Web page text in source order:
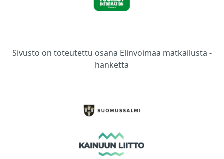
Sivusto on toteutettu osana Elinvoimaa matkailusta -
hanketta